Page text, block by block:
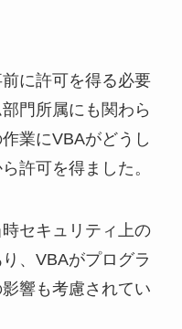
に許可を得る必要
門所属にも関わら
業にVBAがどうし
許可を得ました。
セキュリティ上の
、VBAがプログラ
響も考慮されてい